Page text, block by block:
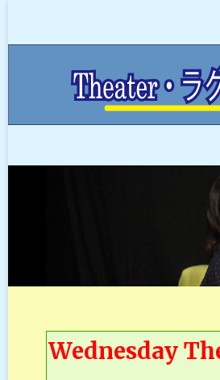
Wednesday